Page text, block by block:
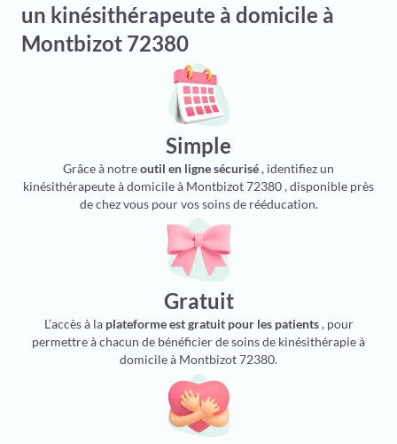
un kinésithérapeute à domicile à
Montbizot 72380
Simple
Grâce à notreoutil en ligne sécurisé, identifiez un
kinésithérapeute à domicile à Montbizot 72380 , disponible près
de chez vous pour vos soins de rééducation.
Gratuit
L’accès à la plateforme est gratuit pour les patients, pour
permettre à chacun de bénéficier de soins de kinésithérapie à
domicile à Montbizot 72380.